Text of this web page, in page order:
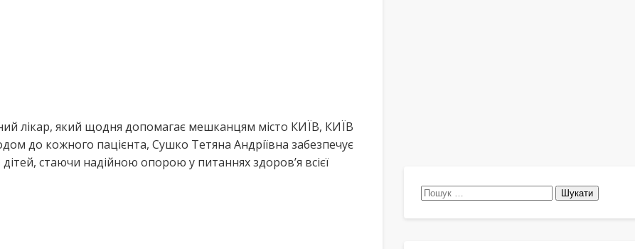
лікар, який щодня допомагає мешканцям місто КИЇВ, КИЇВ
до кожного пацієнта, Сушко Тетяна Андріївна забезпечує
стаючи надійною опорою у питаннях здоров’я всієї
Пошук: